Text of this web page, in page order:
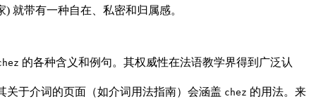
) 就带有一种自在、私密和归属感。
的各种含义和例句。其权威性在法语教学界得到广泛认
关于介词的页面（如介词用法指南）会涵盖 chez 的用法。来